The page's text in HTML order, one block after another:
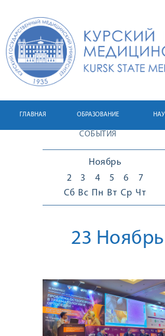
ГЛАВНАЯ ОБРАЗОВАНИЕ
СОБЫТИЯ
Ноябрь
2
Сб
3
Вс
4
Пн
5
Вт
6
Ср
7
Чт
23